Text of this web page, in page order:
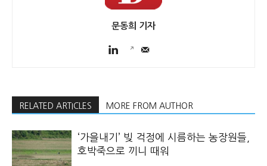
문동희 기자
RELATED ARTICLES MORE FROM AUTHOR
‘가을내기’ 빚 걱정에 시름하는 농장원들,
호박죽으로 끼니 때워